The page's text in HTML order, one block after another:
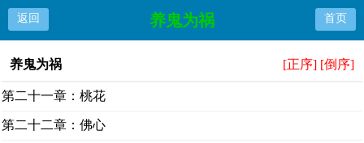
返回 养鬼为祸 首页
养鬼为祸 [正序] [倒序]
第二十一章：桃花
第二十二章：佛心